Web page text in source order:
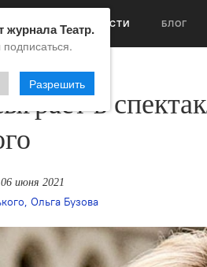
НОВОСТИ БЛОГ
в
июня 2021
, Ольга Бузова
журнала Театр.
Разрешить